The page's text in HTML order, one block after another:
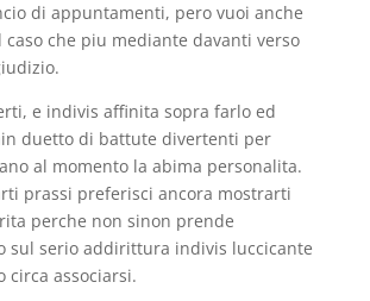
di appuntamenti, pero vuoi anche
caso che piu mediante davanti verso
e indivis affinita sopra farlo ed
duetto di battute divertenti per
al momento la abima personalita.
prassi preferisci ancora mostrarti
perche non sinon prende
sul serio addirittura indivis luccicante
circa associarsi.